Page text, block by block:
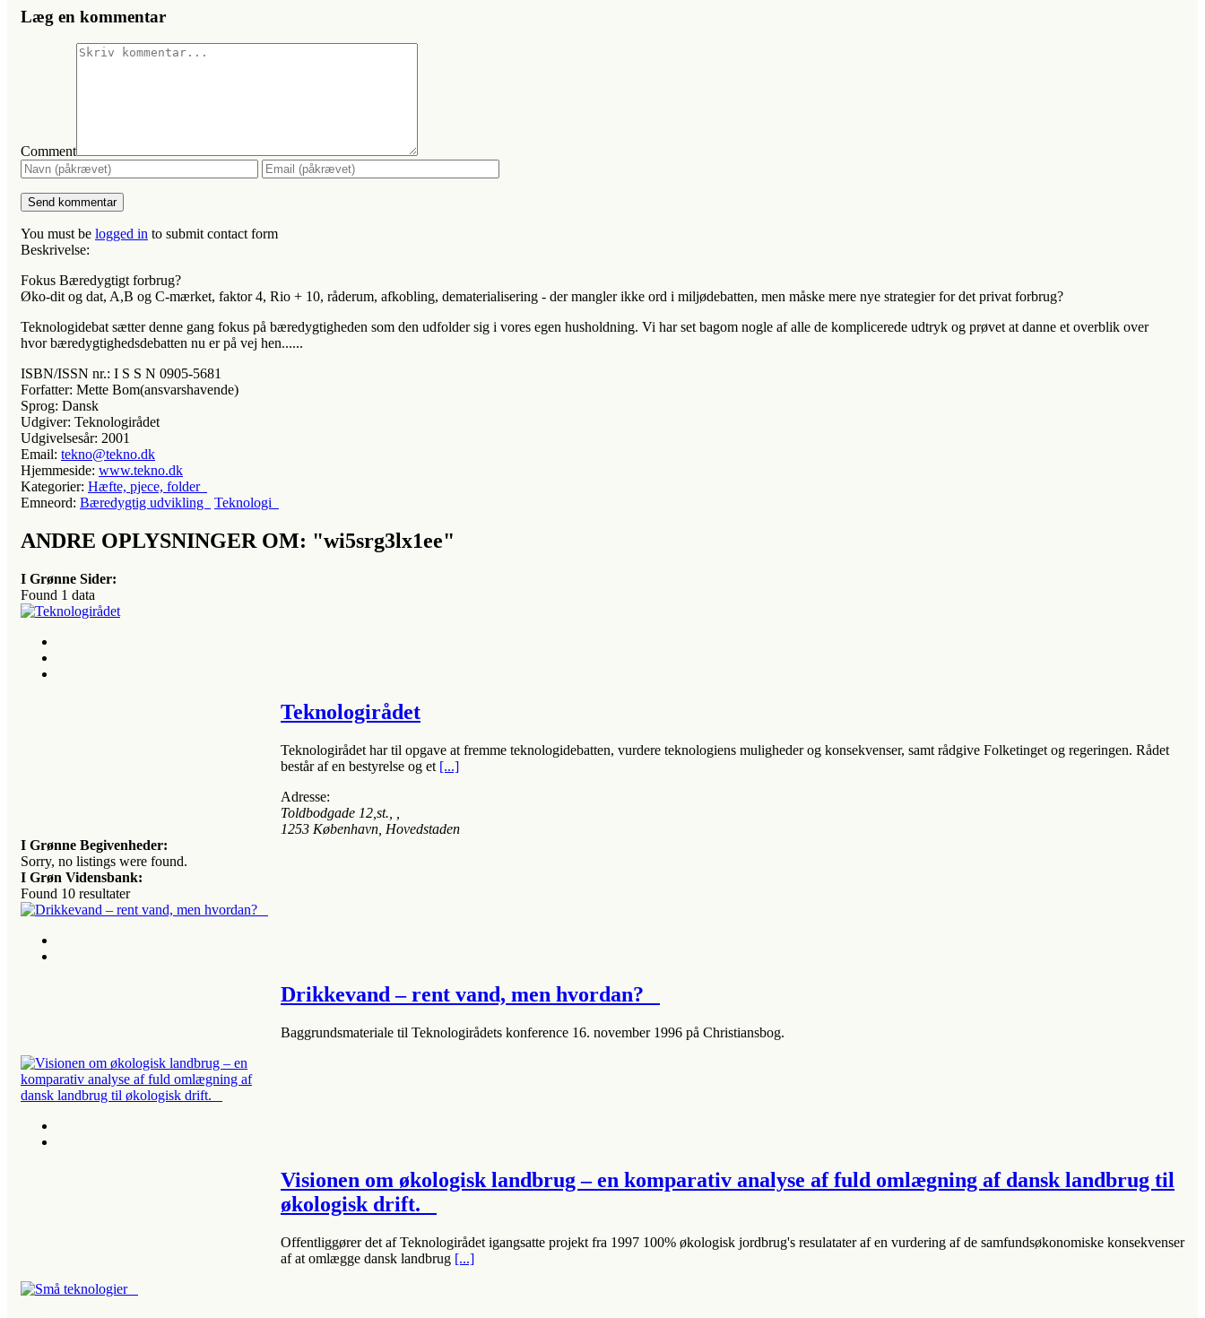
Læg en kommentar
Comment
You must be logged in to submit contact form
Beskrivelse:
Fokus Bæredygtigt forbrug?
Øko-dit og dat, A,B og C-mærket, faktor 4, Rio + 10, råderum, afkobling, dematerialisering - der mangler ikke ord i miljødebatten, men måske mere nye strategier for det privat forbrug?
Teknologidebat sætter denne gang fokus på bæredygtigheden som den udfolder sig i vores egen husholdning. Vi har set bagom nogle af alle de komplicerede udtryk og prøvet at danne et overblik over
hvor bæredygtighedsdebatten nu er på vej hen......
ISBN/ISSN nr.: I S S N 0905-5681
Forfatter: Mette Bom(ansvarshavende)
Sprog: Dansk
Udgiver: Teknologirådet
Udgivelsesår: 2001
Email: tekno@tekno.dk
Hjemmeside: www.tekno.dk
Kategorier: Hæfte, pjece, folder
Emneord: Bæredygtig udvikling Teknologi
ANDRE OPLYSNINGER OM: "wi5srg3lx1ee"
I Grønne Sider:
Found 1 data
Teknologirådet
Teknologirådet har til opgave at fremme teknologidebatten, vurdere teknologiens muligheder og konsekvenser, samt rådgive Folketinget og regeringen. Rådet
består af en bestyrelse og et [...]
Adresse:
Toldbodgade 12,st.
1253 København, Hovedstaden
I Grønne Begivenheder:
Sorry, no listings were found.
I Grøn Vidensbank:
Found 10 resultater
Drikkevand – rent vand, men hvordan?
Baggrundsmateriale til Teknologirådets konference 16. november 1996 på Christiansbog.
Visionen om økologisk landbrug – en komparativ analyse af fuld omlægning af dansk landbrug til
økologisk drift.
Offentliggører det af Teknologirådet igangsatte projekt fra 1997 100% økologisk jordbrug's resulatater af en vurdering af de samfundsøkonomiske konsekvenser
af at omlægge dansk landbrug [...]